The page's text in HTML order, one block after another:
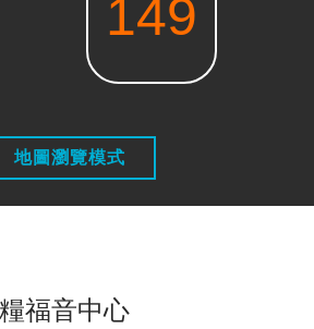
149
地圖瀏覽模式
福音中心